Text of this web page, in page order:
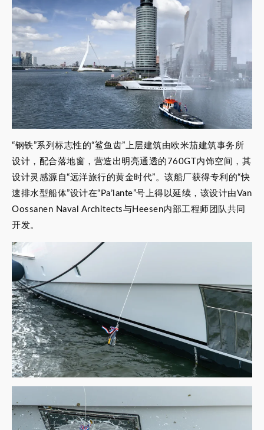
“钢铁”系列标志性的“鲨鱼齿”上层建筑由欧米茄建筑事务所
设计，配合落地窗，营造出明亮通透的760GT内饰空间，其
设计灵感源自“远洋旅行的黄金时代”。该船厂获得专利的“快
速排水型船体”设计在“Pa’lante”号上得以延续，该设计由Van
Oossanen Naval Architects与Heesen内部工程师团队共同
开发。